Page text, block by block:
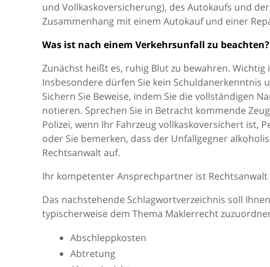
und Vollkaskoversicherung), des Autokaufs und
Zusammenhang mit einem Autokauf und einer
Was ist nach einem Verkehrsunfall zu beachten?
Zunächst heißt es, ruhig Blut zu bewahren.
Insbesondere dürfen Sie kein Schuldanerkenntnis
Sichern Sie Beweise, indem Sie die vollständigen
notieren. Sprechen Sie in Betracht kommende
Polizei, wenn Ihr Fahrzeug vollkaskoversichert ist,
oder Sie bemerken, dass der Unfallgegner
Rechtsanwalt auf.
Ihr kompetenter Ansprechpartner ist Rechtsanwalt
Das nachstehende Schlagwortverzeichnis soll
typischerweise dem Thema Maklerrecht
Abschleppkosten
Abtretung